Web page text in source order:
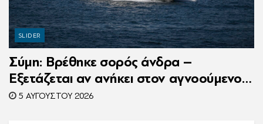
SLIDER
Σύμη: Βρέθηκε σορός άνδρα –
Εξετάζεται αν ανήκει στον αγνοούμενο
Γερμανό τουρίστα
5 ΑΥΓΟΎΣΤΟΥ 2026